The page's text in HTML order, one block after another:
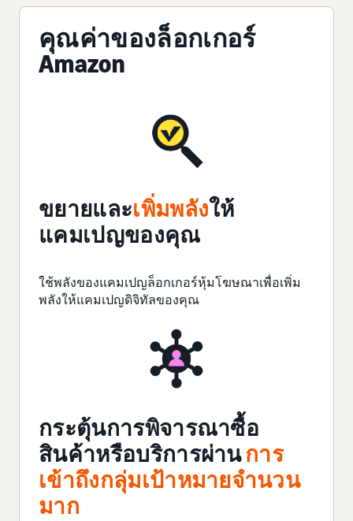
คุณค่าของล็อกเกอร์
Amazon
ขยายและเพิ่มพลังให้
แคมเปญของคุณ
ใช้พลังของแคมเปญล็อกเกอร์หุ้มโฆษณาเพื่อเพิ่ม
พลังให้แคมเปญดิจิทัลของคุณ
กระตุ้นการพิจารณาซื้อ
สินค้าหรือบริการผ่านการ
เข้าถึงกลุ่มเป้าหมายจำนวน
มาก